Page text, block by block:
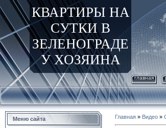
КВАРТИРЫ НА
СУТКИ В
ЗЕЛЕНОГРАДЕ
У ХОЗЯИНА
главная
Меню сайта Главная » Видео »